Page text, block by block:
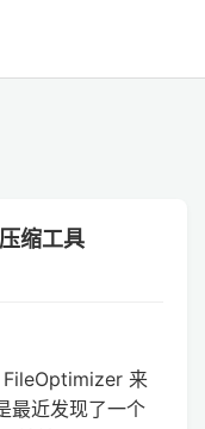
缩工具
来
最近发现了一个